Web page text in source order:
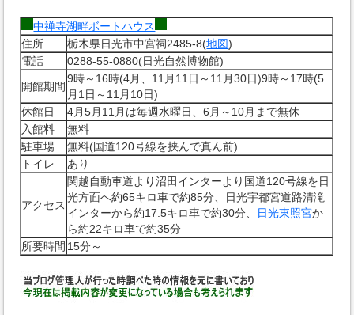
中禅寺湖畔ボートハウス
住所
栃木県日光市中宮祠2485-8(地図)
電話
0288-55-0880(日光自然博物館)
開館期間
9時～16時(4月、11月11日～11月30日)9時～17時(5
月1日～11月10日)
休館日
4月5月11月は毎週水曜日、6月～10月まで無休
入館料
無料
駐車場
無料(国道120号線を挟んで真ん前)
トイレ
あり
アクセス
関越自動車道より沼田インターより国道120号線を日
光方面へ約65キロ車で約85分、日光宇都宮道路清滝
インターから約17.5キロ車で約30分、 日光東照宮か
ら約22キロ車で約35分
所要時間 15分～